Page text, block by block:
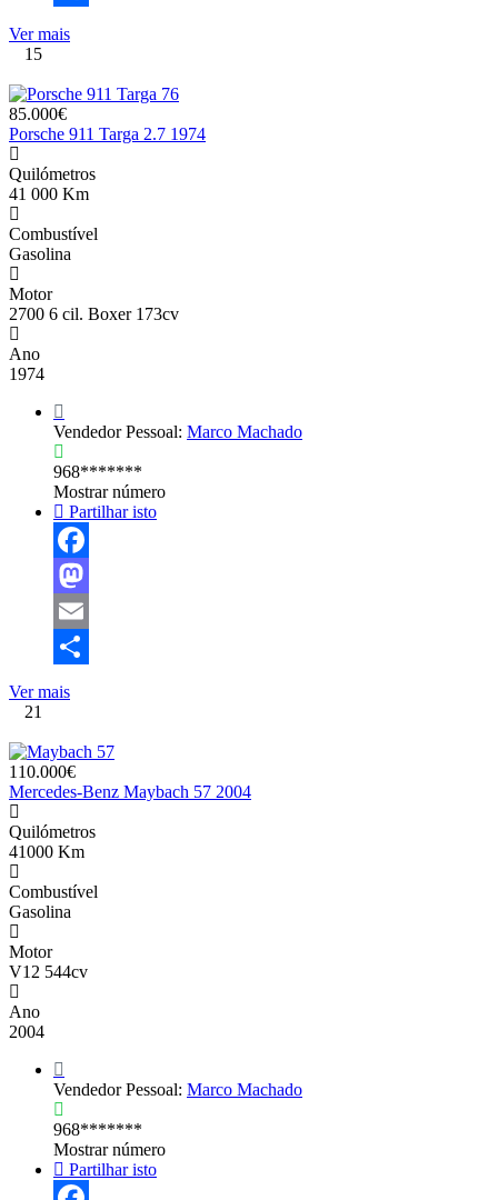
Share
Ver mais
15
85.000€
Porsche 911 Targa 2.7 1974
Quilómetros
41 000 Km
Combustível
Gasolina
Motor
2700 6 cil. Boxer 173cv
Ano
1974
Vendedor Pessoal: Marco Machado
968*******
Mostrar número
Partilhar isto
Facebook
Mastodon
Email
Share
Ver mais
21
110.000€
Mercedes-Benz Maybach 57 2004
Quilómetros
41000 Km
Combustível
Gasolina
Motor
V12 544cv
Ano
2004
Vendedor Pessoal: Marco Machado
968*******
Mostrar número
Partilhar isto